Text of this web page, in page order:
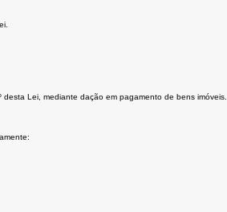
Lei, mediante dação em pagamento de bens imóveis.